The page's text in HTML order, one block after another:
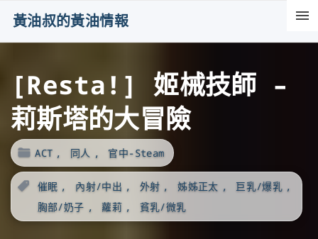
黃油叔的黃油情報
[Resta!] 姬械技師 –
莉斯塔的大冒險
ACT 同人 官中-Steam
催眠 內射/中出 外射 姊姊正太
巨乳/爆乳
胸部/奶子
蘿莉 貧乳/微乳